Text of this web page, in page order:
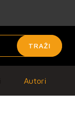
TRAŽI
Autori